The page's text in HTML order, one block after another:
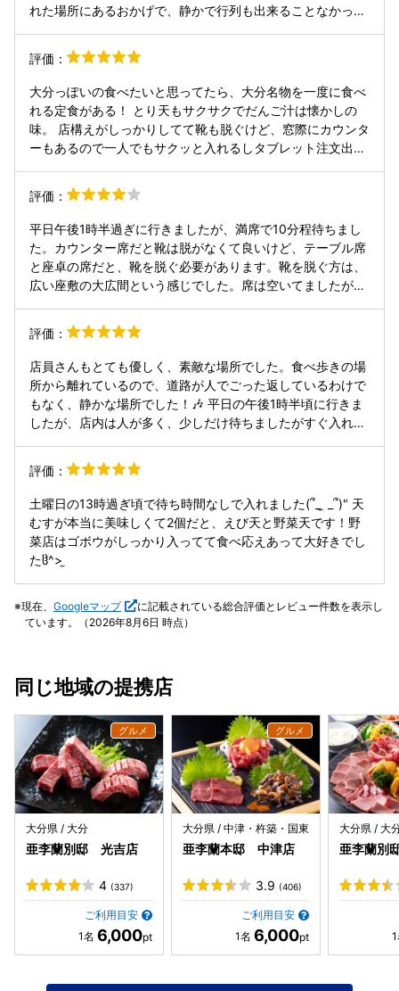
れた場所にあるおかげで、静かで行列も出来ることなかった
て良い 中に入ると土間風の空間が広がり、左手に食事する空
間がある 座敷のような場所もあれば、かつては玄関？縁側？
のような場所もあり、空いていればそれぞれ違った雰囲気の
場所で食事が楽しめる 縁側の場所は、横に並ぶことになる
が、向かいのお店も風情があるので、その景観を楽しめるの
が良かった 食事は、だご汁やとり天等の郷土料理メインで、
ご飯が茶碗ではなくおむすびと言うのも面白い 喫茶メニュー
下なので、ちょっと寄るには良いだろう 駐車場は10台程が
れるのも良いだろう
評価：
大分っぽいの食べたいと思ってたら、大分名物を一度に食べ
れる定食がある！ とり天もサクサクでだんご汁は懐かしの
味。 店構えがしっかりしてて靴も脱ぐけど、窓際にカウンタ
ーもあるので一人でもサクッと入れるしタブレット注文出来
評価：
平日午後1時半過ぎに行きましたが、満席で10分程待ちまし
た。カウンター席だと靴は脱がなくて良いけど、テーブル席
と座卓の席だと、靴を脱ぐ必要があります。靴を脱ぐ方は、
広い座敷の大広間という感じでした。席は空いてましたが、
店員の数が明らかに少ないと感じました。大分の名物を食べ
る人が多いですが、この店の常連からテールカレーが美味し
いと聞いてこれを注文。煮込まれたテール肉は繊維状になっ
ており、想定以上に美味しかったです。一口目は辛さを感じ
ませんが、食べ進むと辛くなり、一気に食べ終えました。
評価：
店員さんもとても優しく、素敵な場所でした。食べ歩きの場
所から離れているので、道路が人でごった返しているわけで
もなく、静かな場所でした！🎶 平日の午後1時半頃に行きま
したが、店内は人が多く、少しだけ待ちましたがすぐ入れま
な形でした。 味も美味しく、可愛かったです！！💖💖
評価：
土曜日の13時過ぎ頃で待ち時間なしで入れました(՞_ ̫ _՞)" 天
むすが本当に美味しくて2個だと、えび天と野菜天です！野
菜店はゴボウがしっかり入ってて食べ応えあって大好きでし
たჱ̒^> ̫
現在、 Googleマップ
に記載されている総合評価とレビュー件数を表示し
ています。（2026年8月6日 時点）
同じ地域の提携店
大分県 / 大分
亜李蘭別邸 光吉店
4 (337)
ご利用目安
6,000
大分県 / 中津・杵築・国東
亜李蘭本邸 中津店
3.9 (406)
ご利用目安
6,000
大分県 / 大
亜李蘭別